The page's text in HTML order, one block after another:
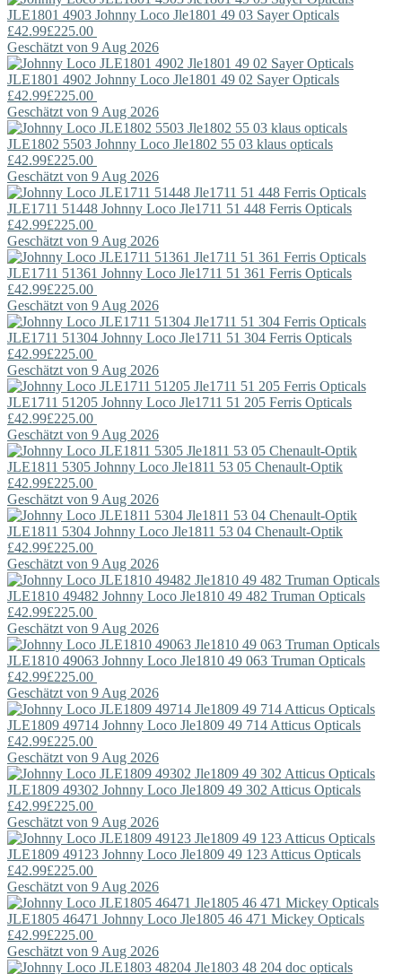
JLE1801 4903 Johnny Loco Jle1801 49 03 Sayer Opticals
£42.99£225.00
Geschätzt von 9 Aug 2026
JLE1801 4902 Johnny Loco Jle1801 49 02 Sayer Opticals
£42.99£225.00
Geschätzt von 9 Aug 2026
JLE1802 5503 Johnny Loco Jle1802 55 03 klaus opticals
£42.99£225.00
Geschätzt von 9 Aug 2026
JLE1711 51448 Johnny Loco Jle1711 51 448 Ferris Opticals
£42.99£225.00
Geschätzt von 9 Aug 2026
JLE1711 51361 Johnny Loco Jle1711 51 361 Ferris Opticals
£42.99£225.00
Geschätzt von 9 Aug 2026
JLE1711 51304 Johnny Loco Jle1711 51 304 Ferris Opticals
£42.99£225.00
Geschätzt von 9 Aug 2026
JLE1711 51205 Johnny Loco Jle1711 51 205 Ferris Opticals
£42.99£225.00
Geschätzt von 9 Aug 2026
JLE1811 5305 Johnny Loco Jle1811 53 05 Chenault-Optik
£42.99£225.00
Geschätzt von 9 Aug 2026
JLE1811 5304 Johnny Loco Jle1811 53 04 Chenault-Optik
£42.99£225.00
Geschätzt von 9 Aug 2026
JLE1810 49482 Johnny Loco Jle1810 49 482 Truman Opticals
£42.99£225.00
Geschätzt von 9 Aug 2026
JLE1810 49063 Johnny Loco Jle1810 49 063 Truman Opticals
£42.99£225.00
Geschätzt von 9 Aug 2026
JLE1809 49714 Johnny Loco Jle1809 49 714 Atticus Opticals
£42.99£225.00
Geschätzt von 9 Aug 2026
JLE1809 49302 Johnny Loco Jle1809 49 302 Atticus Opticals
£42.99£225.00
Geschätzt von 9 Aug 2026
JLE1809 49123 Johnny Loco Jle1809 49 123 Atticus Opticals
£42.99£225.00
Geschätzt von 9 Aug 2026
JLE1805 46471 Johnny Loco Jle1805 46 471 Mickey Opticals
£42.99£225.00
Geschätzt von 9 Aug 2026